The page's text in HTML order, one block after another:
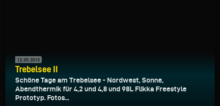
12.05.2015
Trebelsee II
Schöne Tage am Trebelsee - Nordwest, Sonne,
Abendthermik für 4,2 und 4,8 und 98L Flikka Freestyle
Prototyp. Fotos...